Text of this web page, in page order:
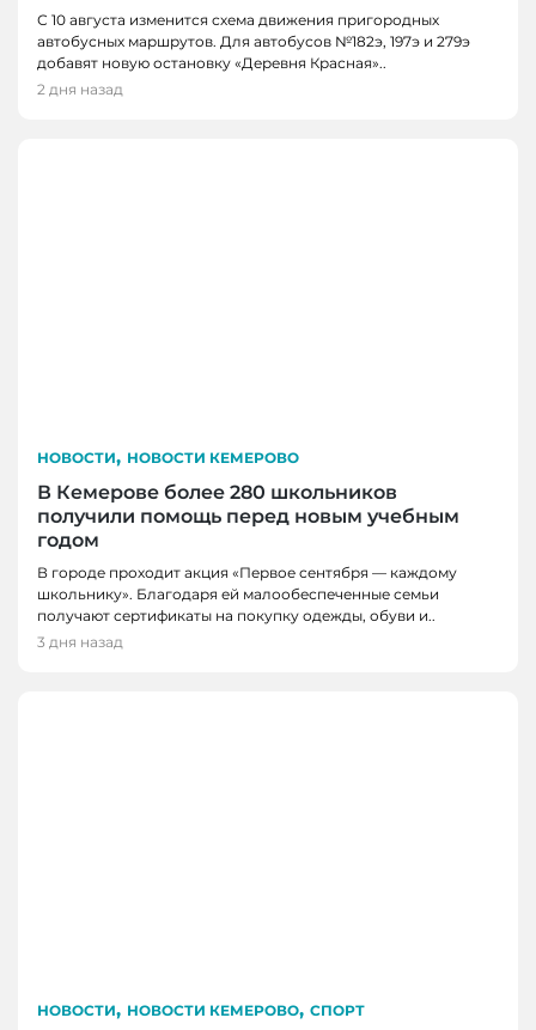
С 10 августа изменится схема движения пригородных
автобусных маршрутов. Для автобусов №182э, 197э и 279э
добавят новую остановку «Деревня Красная»..
2 дня назад
НОВОСТИ, НОВОСТИ КЕМЕРОВО
В Кемерове более 280 школьников
получили помощь перед новым учебным
годом
В городе проходит акция «Первое сентября — каждому
школьнику». Благодаря ей малообеспеченные семьи
получают сертификаты на покупку одежды, обуви и..
3 дня назад
НОВОСТИ, НОВОСТИ КЕМЕРОВО, СПОРТ